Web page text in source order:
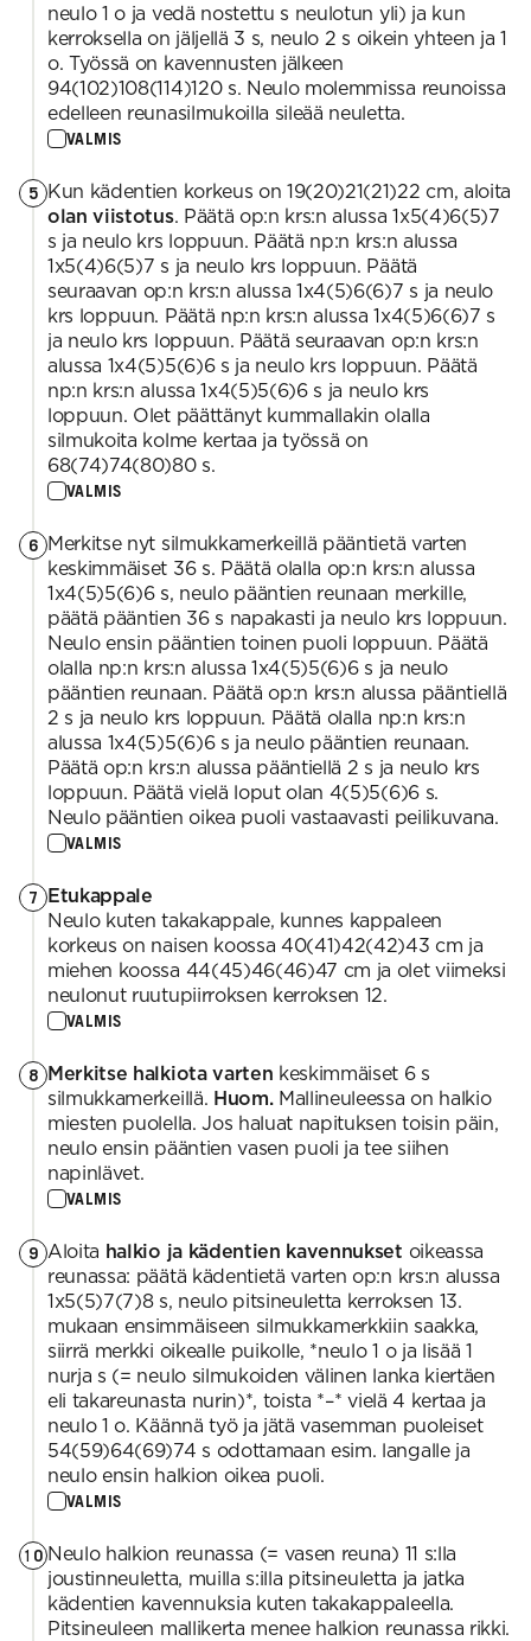
neulo 1 o ja vedä nostettu s neulotun yli) ja kun
kerroksella on jäljellä 3 s, neulo 2 s oikein yhteen ja 1
o. Työssä on kavennusten jälkeen
94(102)108(114)120 s. Neulo molemmissa reunoissa
edelleen reunasilmukoilla sileää neuletta.
VALMIS
5 Kun kädentien korkeus on 19(20)21(21)22 cm, aloita
olan viistotus. Päätä op:n krs:n alussa 1x5(4)6(5)7
s ja neulo krs loppuun. Päätä np:n krs:n alussa
1x5(4)6(5)7 s ja neulo krs loppuun. Päätä
seuraavan op:n krs:n alussa 1x4(5)6(6)7 s ja neulo
krs loppuun. Päätä np:n krs:n alussa 1x4(5)6(6)7 s
ja neulo krs loppuun. Päätä seuraavan op:n krs:n
alussa 1x4(5)5(6)6 s ja neulo krs loppuun. Päätä
np:n krs:n alussa 1x4(5)5(6)6 s ja neulo krs
loppuun. Olet päättänyt kummallakin olalla
silmukoita kolme kertaa ja työssä on
68(74)74(80)80 s.
VALMIS
6 Merkitse nyt silmukkamerkeillä pääntietä varten
keskimmäiset 36 s. Päätä olalla op:n krs:n alussa
1x4(5)5(6)6 s, neulo pääntien reunaan merkille,
päätä pääntien 36 s napakasti ja neulo krs loppuun.
Neulo ensin pääntien toinen puoli loppuun. Päätä
olalla np:n krs:n alussa 1x4(5)5(6)6 s ja neulo
pääntien reunaan. Päätä op:n krs:n alussa pääntiellä
2 s ja neulo krs loppuun. Päätä olalla np:n krs:n
alussa 1x4(5)5(6)6 s ja neulo pääntien reunaan.
Päätä op:n krs:n alussa pääntiellä 2 s ja neulo krs
loppuun. Päätä vielä loput olan 4(5)5(6)6 s.
Neulo pääntien oikea puoli vastaavasti peilikuvana.
VALMIS
7 Etukappale
Neulo kuten takakappale, kunnes kappaleen
korkeus on naisen koossa 40(41)42(42)43 cm ja
miehen koossa 44(45)46(46)47 cm ja olet viimeksi
neulonut ruutupiirroksen kerroksen 12.
VALMIS
8 Merkitse halkiota varten keskimmäiset 6 s
silmukkamerkeillä. Huom.Mallineuleessa on halkio
miesten puolella. Jos haluat napituksen toisin päin,
neulo ensin pääntien vasen puoli ja tee siihen
napinlävet.
VALMIS
9 Aloita halkio ja kädentien kavennukset oikeassa
reunassa: päätä kädentietä varten op:n krs:n alussa
1x5(5)7(7)8 s, neulo pitsineuletta kerroksen 13.
mukaan ensimmäiseen silmukkamerkkiin saakka,
siirrä merkki oikealle puikolle, *neulo 1 o ja lisää 1
nurja s (= neulo silmukoiden välinen lanka kiertäen
eli takareunasta nurin)*, toista *–* vielä 4 kertaa ja
neulo 1 o. Käännä työ ja jätä vasemman puoleiset
54(59)64(69)74 s odottamaan esim. langalle ja
neulo ensin halkion oikea puoli.
VALMIS
10 Neulo halkion reunassa (= vasen reuna) 11 s:lla
joustinneuletta, muilla s:illa pitsineuletta ja jatka
kädentien kavennuksia kuten takakappaleella.
Pitsineuleen mallikerta menee halkion reunassa rikki.